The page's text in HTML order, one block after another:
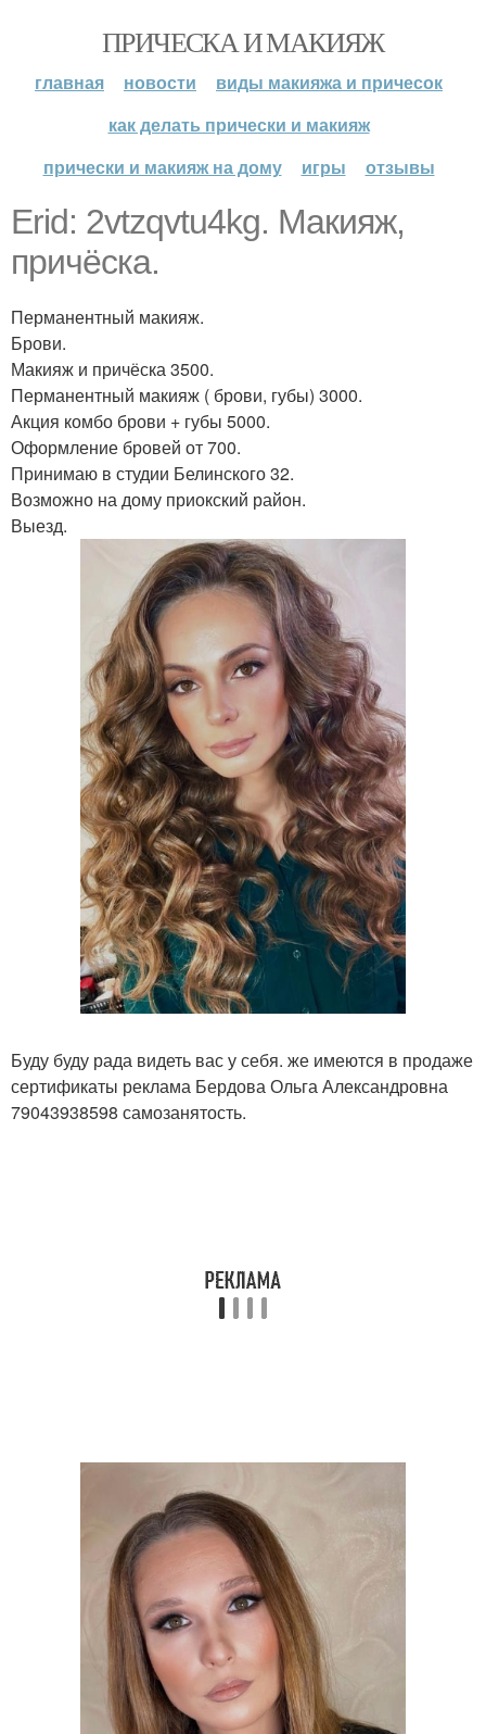
ПРИЧЕСКА И МАКИЯЖ
главная новости
виды макияжа и причесок
как делать прически и макияж
прически и макияж на дому
игры отзывы
Erid: 2vtzqvtu4kg. Макияж,
причёска.
Перманентный макияж.
Брови.
Макияж и причёска 3500.
Перманентный макияж ( брови, губы) 3000.
Акция комбо брови + губы 5000.
Оформление бровей от 700.
Принимаю в студии Белинского 32.
Возможно на дому приокский район.
Выезд.
Буду буду рада видеть вас у себя. же имеются в продаже
сертификаты реклама Бердова Ольга Александровна
79043938598 самозанятость.